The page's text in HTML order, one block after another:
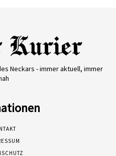
Neckars - immer aktuell, immer